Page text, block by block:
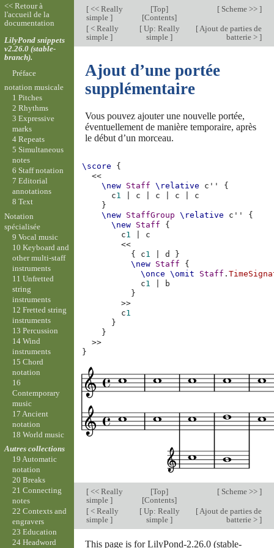
[<< Really
simple ]
[Top]
[Contents]
[Scheme >> ]
[< Really
simple ]
[Up: Really
simple]
[Ajout de parties de
batterie > ]
Ajout d’une portée
supplémentaire
Vous pouvez ajouter une nouvelle portée,
éventuellement de manière temporaire, après
le début d’un morceau.
\score
{
<<
\new Staff \relative c''
{
c1 c c c
c
}
\new StaffGroup \relative c''
{
\new Staff
{
c1
c
<<
{
c1 d
}
\new Staff
{
\once
\omit Staff .
c1
b
}
>>
c1
}
}
>>
}
[<< Really
simple ]
[Top]
[Contents]
[Scheme >> ]
[< Really
simple ]
[Up: Really
simple]
[Ajout de parties de
batterie > ]
This page is for LilyPond-2.26.0 (stable-
<< Retour à
l'accueil de la
documentation
LilyPond snippets
v2.26.0 (stable-
branch).
Préface
notation musicale
1 Pitches
2 Rhythms
3 Expressive
marks
4 Repeats
5 Simultaneous
notes
6 Staff notation
7 Editorial
annotations
8 Text
Notation
spécialisée
9 Vocal music
10 Keyboard and
other multi-staff
instruments
11 Unfretted
string
instruments
12 Fretted string
instruments
13 Percussion
14 Wind
instruments
15 Chord
notation
16
Contemporary
music
17 Ancient
notation
18 World music
Autres collections
19 Automatic
notation
20 Breaks
21 Connecting
notes
22 Contexts and
engravers
23 Education
24 Headword